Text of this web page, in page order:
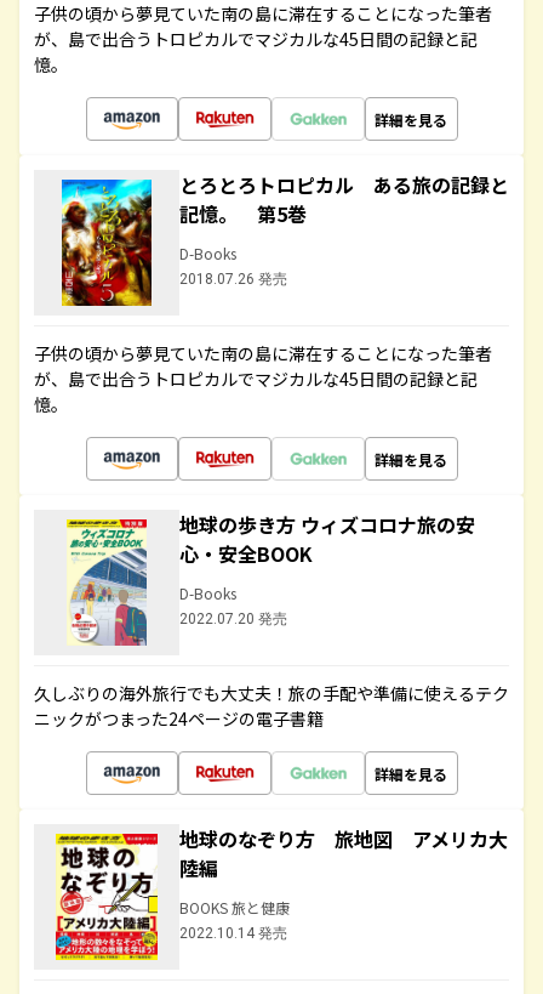
子供の頃から夢見ていた南の島に滞在することになった筆者
が、島で出合うトロピカルでマジカルな45日間の記録と記
憶。
詳細を見る
とろとろトロピカル ある旅の記録と
記憶。 第5巻
D-Books
2018.07.26 発売
子供の頃から夢見ていた南の島に滞在することになった筆者
が、島で出合うトロピカルでマジカルな45日間の記録と記
憶。
詳細を見る
地球の歩き方 ウィズコロナ旅の安
心・安全BOOK
D-Books
2022.07.20 発売
久しぶりの海外旅行でも大丈夫！旅の手配や準備に使えるテク
ニックがつまった24ページの電子書籍
詳細を見る
地球のなぞり方 旅地図 アメリカ大
陸編
BOOKS 旅と健康
2022.10.14 発売